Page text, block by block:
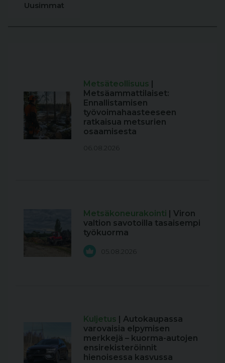
Uusimmat
Metsäteollisuus
Metsäammattilaiset:
Ennallistamisen
työvoimahaasteeseen
ratkaisua metsurien
osaamisesta
06.08.2026
Metsäkoneurakointi
| Viron
valtion savotoilla tasaisempi
työkuorma
05.08.2026
Kuljetus
| Autokaupassa
varovaisia elpymisen
merkkejä – kuorma-autojen
ensirekisteröinnit
hienoisessa kasvussa